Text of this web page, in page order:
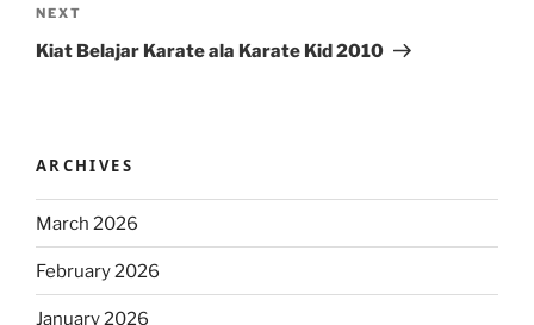
Next
Post
NEXT
Kiat Belajar Karate ala Karate Kid 2010
ARCHIVES
March 2026
February 2026
January 2026